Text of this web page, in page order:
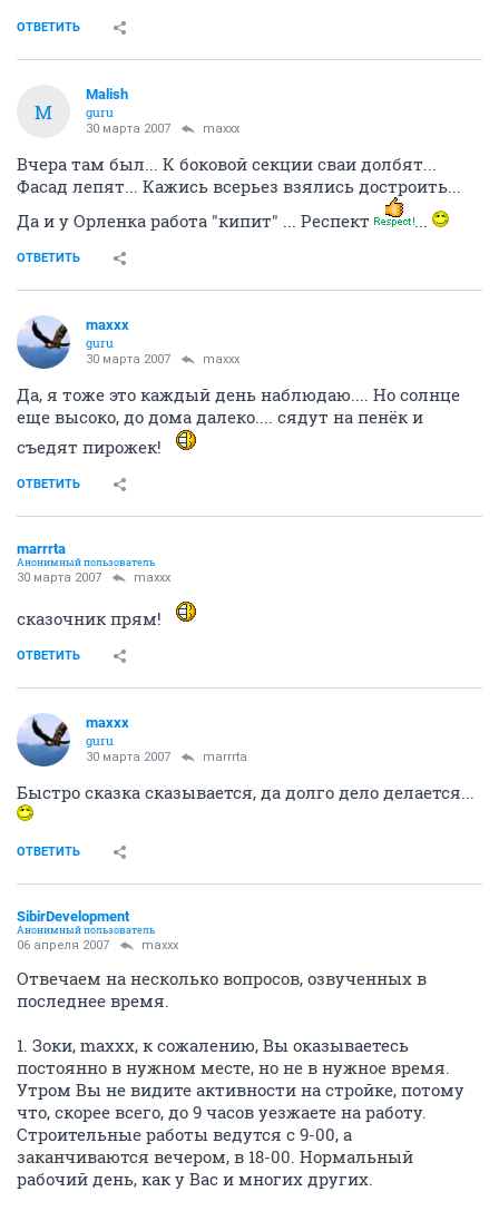
ОТВЕТИТЬ
M
Malish
guru
30 марта 2007 maxxx
Вчера там был... К боковой секции сваи долбят...
Фасад лепят... Кажись всерьез взялись достроить...
Да и у Орленка работа "кипит" ... Респект
...
ОТВЕТИТЬ
maxxx
guru
30 марта 2007 maxxx
Да, я тоже это каждый день наблюдаю.... Но солнце
еще высоко, до дома далеко.... сядут на пенёк и
съедят пирожек!
ОТВЕТИТЬ
marrrta
Анонимный пользователь
30 марта 2007 maxxx
сказочник прям!
ОТВЕТИТЬ
maxxx
guru
30 марта 2007 marrrta
Быстро сказка сказывается, да долго дело делается...
ОТВЕТИТЬ
SibirDevelopment
Анонимный пользователь
06 апреля 2007 maxxx
Отвечаем на несколько вопросов, озвученных в
последнее время.
1. Зоки, maxxx, к сожалению, Вы оказываетесь
постоянно в нужном месте, но не в нужное время.
Утром Вы не видите активности на стройке, потому
что, скорее всего, до 9 часов уезжаете на работу.
Строительные работы ведутся с 9-00, а
заканчиваются вечером, в 18-00. Нормальный
рабочий день, как у Вас и многих других.